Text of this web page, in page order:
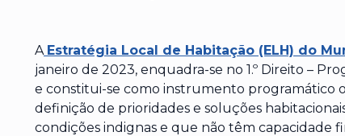
A Estratégia Local de Habitação (ELH) do
janeiro de 2023, enquadra-se no 1.º Direito –
e constitui-se como instrumento programático
definição de prioridades e soluções
condições indignas e que não têm capacidade